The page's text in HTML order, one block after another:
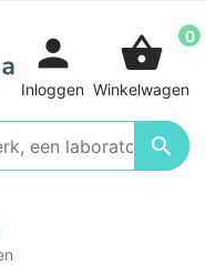

person
Inloggen
shopping_basket 0
Winkelwagen